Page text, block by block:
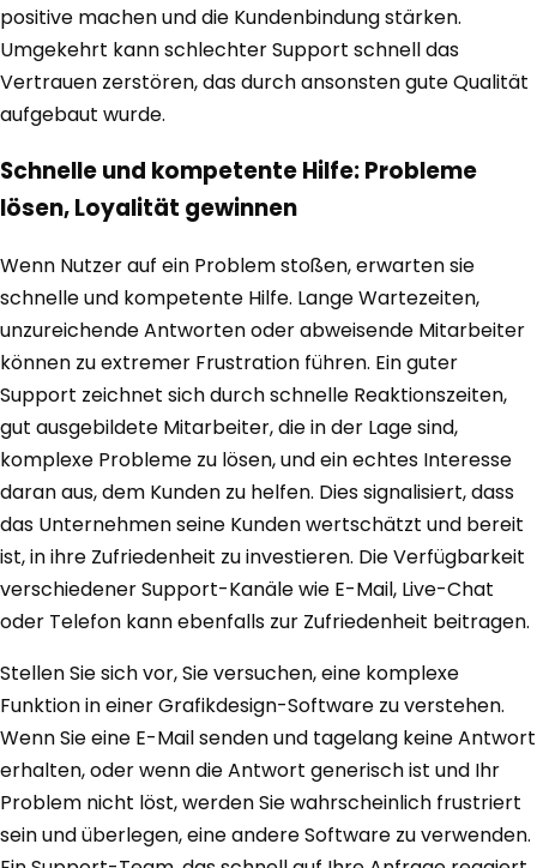
positive machen und die Kundenbindung stärken.
Umgekehrt kann schlechter Support schnell das
Vertrauen zerstören, das durch ansonsten gute Qualität
aufgebaut wurde.
Schnelle und kompetente Hilfe: Probleme
lösen, Loyalität gewinnen
Wenn Nutzer auf ein Problem stoßen, erwarten sie
schnelle und kompetente Hilfe. Lange Wartezeiten,
unzureichende Antworten oder abweisende Mitarbeiter
können zu extremer Frustration führen. Ein guter
Support zeichnet sich durch schnelle Reaktionszeiten,
gut ausgebildete Mitarbeiter, die in der Lage sind,
komplexe Probleme zu lösen, und ein echtes Interesse
daran aus, dem Kunden zu helfen. Dies signalisiert, dass
das Unternehmen seine Kunden wertschätzt und bereit
ist, in ihre Zufriedenheit zu investieren. Die Verfügbarkeit
verschiedener Support-Kanäle wie E-Mail, Live-Chat
oder Telefon kann ebenfalls zur Zufriedenheit beitragen.
Stellen Sie sich vor, Sie versuchen, eine komplexe
Funktion in einer Grafikdesign-Software zu verstehen.
Wenn Sie eine E-Mail senden und tagelang keine Antwort
erhalten, oder wenn die Antwort generisch ist und Ihr
Problem nicht löst, werden Sie wahrscheinlich frustriert
sein und überlegen, eine andere Software zu verwenden.